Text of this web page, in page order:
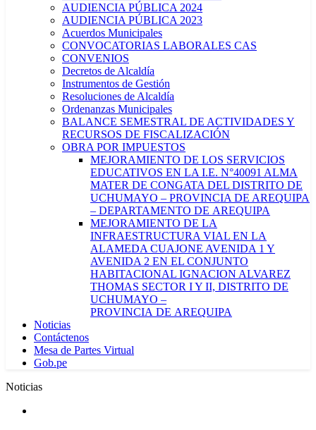
AUDIENCIA PÚBLICA 2024
AUDIENCIA PÚBLICA 2023
Acuerdos Municipales
CONVOCATORIAS LABORALES CAS
CONVENIOS
Decretos de Alcaldía
Instrumentos de Gestión
Resoluciones de Alcaldía
Ordenanzas Municipales
BALANCE SEMESTRAL DE ACTIVIDADES Y
RECURSOS DE FISCALIZACIÓN
OBRA POR IMPUESTOS
MEJORAMIENTO DE LOS SERVICIOS
EDUCATIVOS EN LA I.E. N°40091 ALMA
MATER DE CONGATA DEL DISTRITO DE
UCHUMAYO – PROVINCIA DE AREQUIPA
– DEPARTAMENTO DE AREQUIPA
MEJORAMIENTO DE LA
INFRAESTRUCTURA VIAL EN LA
ALAMEDA CUAJONE AVENIDA 1 Y
AVENIDA 2 EN EL CONJUNTO
HABITACIONAL IGNACION ALVAREZ
THOMAS SECTOR I Y II, DISTRITO DE
UCHUMAYO –
PROVINCIA DE AREQUIPA
Noticias
Contáctenos
Mesa de Partes Virtual
Gob.pe
Noticias